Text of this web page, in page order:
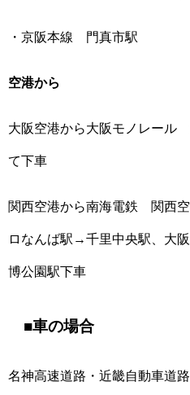
・京阪本線 門真市駅
空港から
大阪空港から大阪モノレー
て下車
関西空港から南海電鉄 関西
ロなんば駅→千里中央駅、大
博公園駅下車
■車の場合
名神高速道路・近畿自動車道